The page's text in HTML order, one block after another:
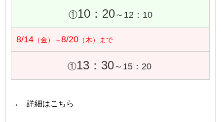
①10：20～12：10
8/14 （金）～8/20 （木）まで
①13：30～15：20
→ 詳細はこちら